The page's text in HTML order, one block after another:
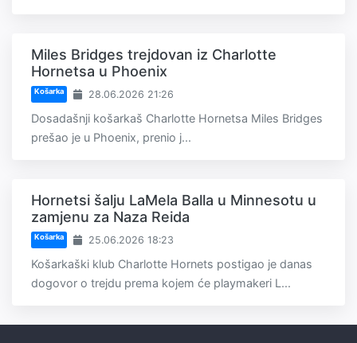
Miles Bridges trejdovan iz Charlotte
Hornetsa u Phoenix
Košarka 28.06.2026 21:26
Dosadašnji košarkaš Charlotte Hornetsa Miles Bridges
prešao je u Phoenix, prenio j...
Hornetsi šalju LaMela Balla u Minnesotu u
zamjenu za Naza Reida
Košarka 25.06.2026 18:23
Košarkaški klub Charlotte Hornets postigao je danas
dogovor o trejdu prema kojem će playmakeri L...